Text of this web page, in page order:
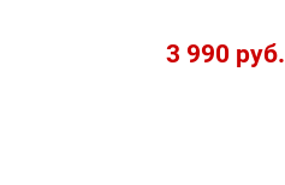
3 990 руб.